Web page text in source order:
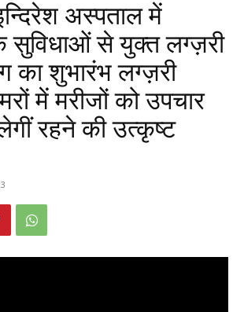
अस्पताल में
सुविधाओं से युक्त लग्ज़री
का शुभारंभ लग्ज़री
में मरीजों को उपचार
रहने की उत्कृष्ट